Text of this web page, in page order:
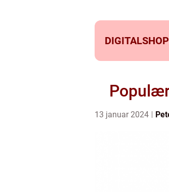
13 januar 2024